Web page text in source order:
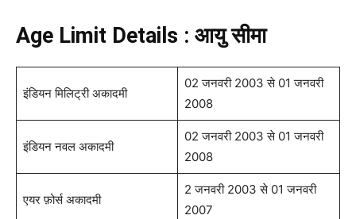
Age Limit Details : आयु सीमा
इंडियन मिलिट्री अकादमी
02 जनवरी 2003 से 01 जनवरी
2008
इंडियन नवल अकादमी
02 जनवरी 2003 से 01 जनवरी
2008
एयर फ़ोर्स अकादमी
2 जनवरी 2003 से 01 जनवरी
2007